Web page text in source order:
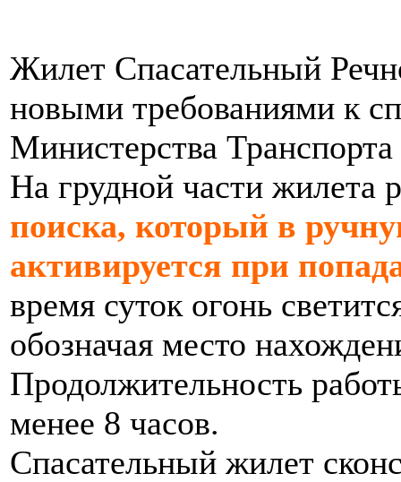
Жилет Спасательный
новыми требованиями к
Министерства
На грудной части жилета
поиска, который в
активируется при
время суток огонь
обозначая место
Продолжительность
менее 8 часов.
Спасательный жилет